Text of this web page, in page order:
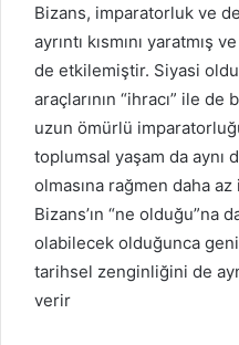
Bizans, imparatorluk ve
ayrıntı kısmını yaratmış
de etkilemiştir. Siyasi
araçlarının “ihracı” ile
uzun ömürlü
toplumsal yaşam da aynı
olmasına rağmen daha
Bizans’ın “ne olduğu”na
olabilecek olduğunca
tarihsel zenginliğini de
verir